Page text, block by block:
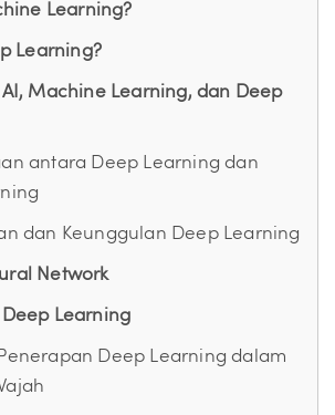
Learning?
Learning?
Machine Learning, dan Deep
antara Deep Learning dan
dan Keunggulan Deep Learning
Network
Learning
Deep Learning dalam